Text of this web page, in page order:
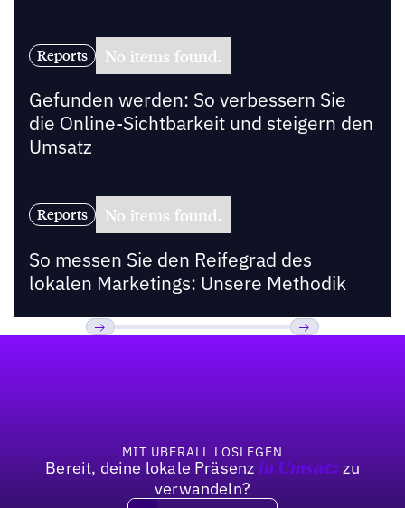
Reports No items found.
Gefunden werden: So verbessern Sie
die Online-Sichtbarkeit und steigern den
Umsatz
Reports No items found.
So messen Sie den Reifegrad des
lokalen Marketings: Unsere Methodik
MIT UBERALL LOSLEGEN
Bereit, deine lokale Präsenz in Umsatzzu
verwandeln?